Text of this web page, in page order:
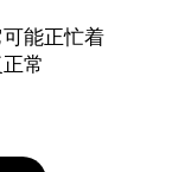
能正忙着
常